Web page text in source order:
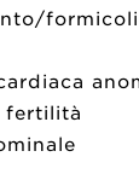
fertilità